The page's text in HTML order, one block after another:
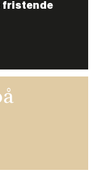
fristende